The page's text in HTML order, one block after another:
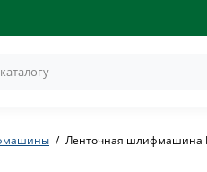
Ленточная шлифмашина